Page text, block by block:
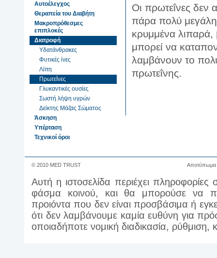
Αυτοέλεγχος
Θεραπεία του Διαβήτη
Μακροπρόθεσμες
επιπλοκές
Διατροφή
Υδατάνθρακες
Φυτικές ίνες
Λίπη
ΠρωτεΪνες
Γλυκαντικές ουσίες
Σωστή λήψη υγρών
Δείκτης Μάζας Σώματος
Άσκηση
Υπέρταση
Τεχνικοί όροι
Οι πρωτεΐνες δεν
πάρα πολύ μεγάλη
κρυμμένα λιπαρά,
μπορεί να
λαμβάνουν το
πρωτεΐνης.
© 2010 MED TRUST Αποτύπωμα
Αυτή η ιστοσελίδα περιέχει
φάσμα κοινού, και θα μπορούσε να
προιόντα που δεν είναι προσβάσιμα ή
ότι δεν λαμβάνουμε καμία ευθύνη για
οποιαδήποτε νομική διαδικασία,